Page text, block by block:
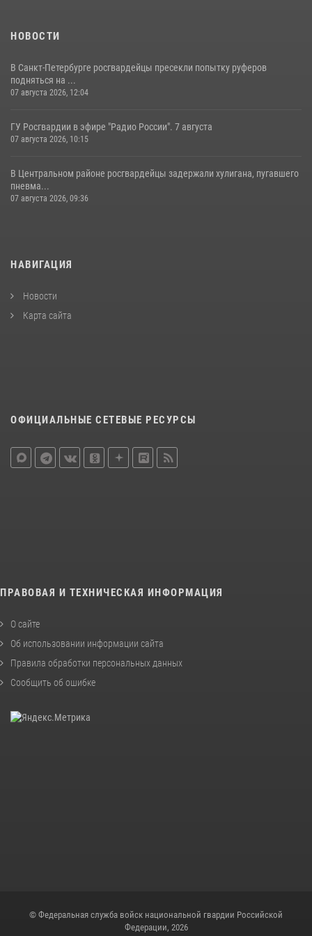
НОВОСТИ
В Санкт-Петербурге росгвардейцы пресекли попытку руферов
подняться на ...
07 августа 2026, 12:04
ГУ Росгвардии в эфире "Радио России". 7 августа
07 августа 2026, 10:15
В Центральном районе росгвардейцы задержали хулигана, пугавшего
пневма...
07 августа 2026, 09:36
НАВИГАЦИЯ
Новости
Карта сайта
ОФИЦИАЛЬНЫЕ СЕТЕВЫЕ РЕСУРСЫ
ПРАВОВАЯ И ТЕХНИЧЕСКАЯ ИНФОРМАЦИЯ
О сайте
Об использовании информации сайта
Правила обработки персональных данных
Сообщить об ошибке
© Федеральная служба войск национальной гвардии Российской
Федерации, 2026